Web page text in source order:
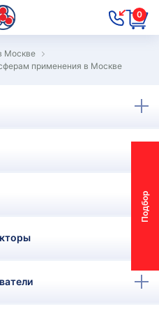
0
П
о
д
б
о
р
м
о
т
о
р
-
р
е
д
у
к
т
о
р
Москве
применения в Москве